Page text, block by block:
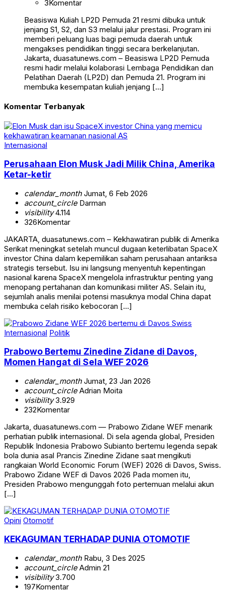
3 Komentar
Beasiswa Kuliah LP2D Pemuda 21 resmi dibuka untuk
jenjang S1, S2, dan S3 melalui jalur prestasi. Program ini
memberi peluang luas bagi pemuda daerah untuk
mengakses pendidikan tinggi secara berkelanjutan.
Jakarta, duasatunews.com – Beasiswa LP2D Pemuda
resmi hadir melalui kolaborasi Lembaga Pendidikan dan
Pelatihan Daerah (LP2D) dan Pemuda 21. Program ini
membuka kesempatan kuliah jenjang […]
Komentar Terbanyak
Internasional
Perusahaan Elon Musk Jadi Milik China, Amerika
Ketar-ketir
calendar_monthJumat, 6 Feb 2026
account_circleDarman
visibility4.114
326Komentar
JAKARTA, duasatunews.com – Kekhawatiran publik di Amerika
Serikat meningkat setelah muncul dugaan keterlibatan SpaceX
investor China dalam kepemilikan saham perusahaan antariksa
strategis tersebut. Isu ini langsung menyentuh kepentingan
nasional karena SpaceX mengelola infrastruktur penting yang
menopang pertahanan dan komunikasi militer AS. Selain itu,
sejumlah analis menilai potensi masuknya modal China dapat
membuka celah risiko kebocoran […]
Internasional Politik
Prabowo Bertemu Zinedine Zidane di Davos,
Momen Hangat di Sela WEF 2026
calendar_monthJumat, 23 Jan 2026
account_circleAdrian Moita
visibility3.929
232Komentar
Jakarta, duasatunews.com — Prabowo Zidane WEF menarik
perhatian publik internasional. Di sela agenda global, Presiden
Republik Indonesia Prabowo Subianto bertemu legenda sepak
bola dunia asal Prancis Zinedine Zidane saat mengikuti
rangkaian World Economic Forum (WEF) 2026 di Davos, Swiss.
Prabowo Zidane WEF di Davos 2026 Pada momen itu,
Presiden Prabowo mengunggah foto pertemuan melalui akun
[…]
Opini Otomotif
KEKAGUMAN TERHADAP DUNIA OTOMOTIF
calendar_monthRabu, 3 Des 2025
account_circleAdmin 21
visibility3.700
197Komentar